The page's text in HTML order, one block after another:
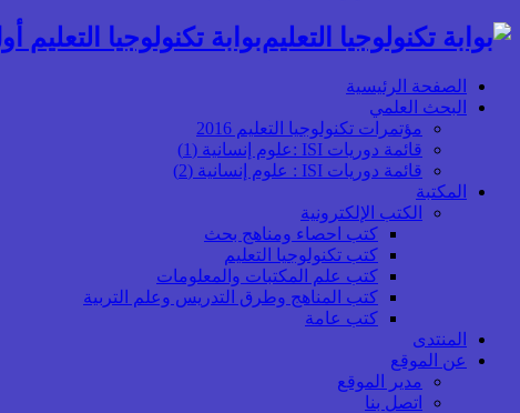
بوابة تكنولوجيا التعليم
الصفحة الرئيسية
البحث العلمي
مؤتمرات تكنولوجيا التعليم 2016
قائمة دوريات ISI :علوم إنسانية (1)
قائمة دوريات ISI : علوم إنسانية (2)
المكتبة
الكتب الإلكترونية
كتب احصاء ومناهج بحث
كتب تكنولوجيا التعليم
كتب علم المكتبات والمعلومات
كتب المناهج وطرق التدريس وعلم التربية
كتب عامة
المنتدى
عن الموقع
مدير الموقع
اتصل بنا